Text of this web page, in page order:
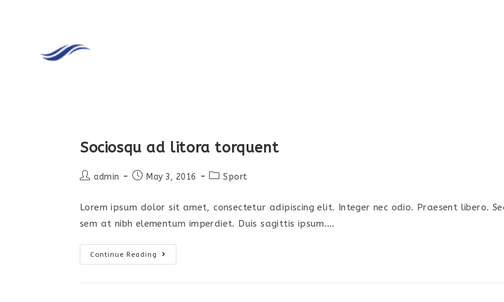
Sociosqu ad litora torquent
admin May 3, 2016 Sport
Lorem ipsum dolor sit amet, consectetur adipiscing elit. Integer nec odio. Praesent libero.
sem at nibh elementum imperdiet. Duis sagittis ipsum.…
Continue Reading